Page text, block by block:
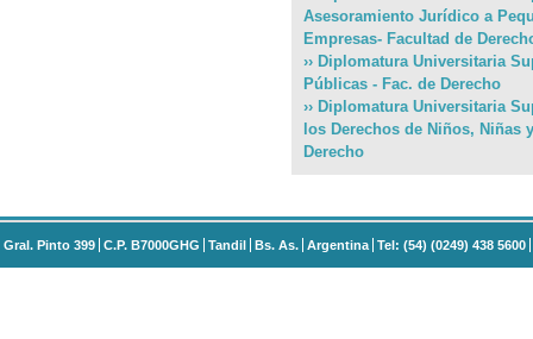
Asesoramiento Jurídico a
Empresas- Facultad de
›› Diplomatura Universitaria
Públicas - Fac. de Derecho
›› Diplomatura Universitaria
los Derechos de Niños, Niñas
Derecho
Gral. Pinto 399 C.P. B7000GHG Tandil Bs. As. Argentina Tel: (54) (0249) 438 5600